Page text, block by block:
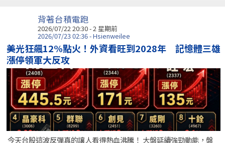
背著台積電跑
2026/07/22 20:30 - 2 星期前
2026/07/23 02:36 - Hsienweilee
美光狂飆12%點火！外資看旺到2028年 記憶體三雄
漲停領軍大反攻
今天台股這波反彈真的讓人看得熱血沸騰！ 大盤延續強勁動能，盤